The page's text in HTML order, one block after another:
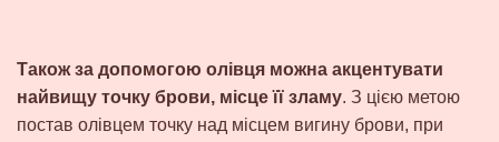
Також за допомогою олівця можна акцентувати
найвищу точку брови, місце її зламу. З цією метою
постав олівцем точку над місцем вигину брови, при